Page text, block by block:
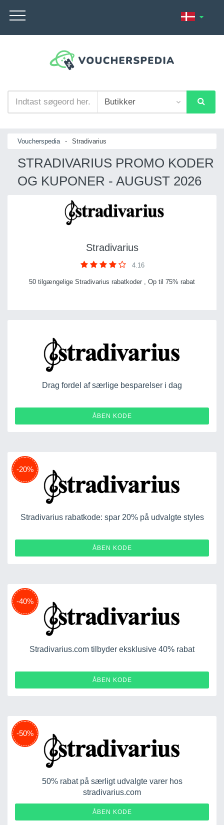
Voucherspedia - Stradivarius
STRADIVARIUS PROMO KODER
OG KUPONER - AUGUST 2026
Stradivarius
4.16
50 tilgængelige Stradivarius rabatkoder , Op til 75% rabat
Drag fordel af særlige besparelser i dag
ÅBEN KODE
-20%
Stradivarius rabatkode: spar 20% på udvalgte styles
ÅBEN KODEHC-ASDICASDAFAF
-40%
Stradivarius.com tilbyder eksklusive 40% rabat
ÅBEN KODE
-50%
50% rabat på særligt udvalgte varer hos
stradivarius.com
ÅBEN KODE